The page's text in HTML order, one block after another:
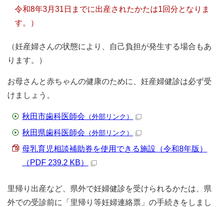
令和8年3月31日までに出産されたかたは1回分となりま
す。）
（妊産婦さんの状態により、自己負担が発生する場合もあ
ります。）
お母さんと赤ちゃんの健康のために、妊産婦健診は必ず受
けましょう。
秋田市歯科医師会 （外部リンク）
秋田県歯科医師会 （外部リンク）
母乳育児相談補助券を使用できる施設（令和8年版）
（PDF 239.2 KB）
里帰り出産など、県外で妊婦健診を受けられるかたは、県
外での受診前に「里帰り等妊婦連絡票」の手続きをしまし